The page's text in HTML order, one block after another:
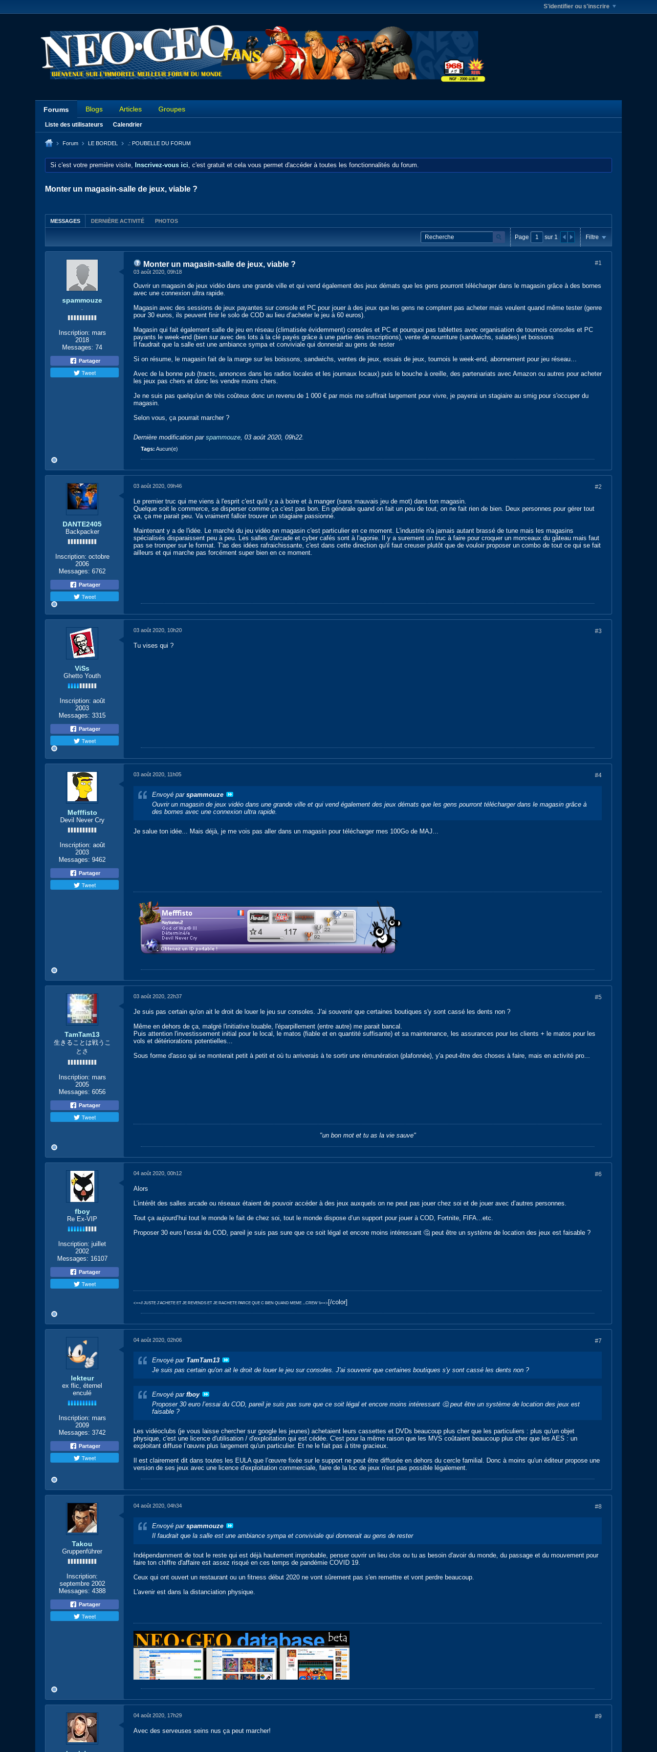
S'identifier ou s'inscrire
Forums Blogs Articles Groupes
Liste des utilisateurs Calendrier
Forum LE BORDEL .: POUBELLE DU FORUM
Si c'est votre première visite, Inscrivez-vous ici, c'est gratuit et cela vous permet d'accéder à toutes les fonctionnalités du forum.
Monter un magasin-salle de jeux, viable ?
MESSAGES DERNIÈRE ACTIVITÉ PHOTOS
Page sur 1 Filtre
spammouze
.
Inscription: mars
2018
Messages: 74
Partager
Tweet
#1
Monter un magasin-salle de jeux, viable ?
03 août 2020, 09h18
Ouvrir un magasin de jeux vidéo dans une grande ville et qui vend également des jeux démats que les gens pourront télécharger dans le magasin grâce à des bornes
avec une connexion ultra rapide.
Magasin avec des sessions de jeux payantes sur console et PC pour jouer à des jeux que les gens ne comptent pas acheter mais veulent quand même tester (genre
pour 30 euros, ils peuvent finir le solo de COD au lieu d’acheter le jeu à 60 euros).
Magasin qui fait également salle de jeu en réseau (climatisée évidemment) consoles et PC et pourquoi pas tablettes avec organisation de tournois consoles et PC
payants le week-end (bien sur avec des lots à la clé payés grâce à une partie des inscriptions), vente de nourriture (sandwichs, salades) et boissons
Il faudrait que la salle est une ambiance sympa et conviviale qui donnerait au gens de rester
Si on résume, le magasin fait de la marge sur les boissons, sandwichs, ventes de jeux, essais de jeux, tournois le week-end, abonnement pour jeu réseau…
Avec de la bonne pub (tracts, annonces dans les radios locales et les journaux locaux) puis le bouche à oreille, des partenariats avec Amazon ou autres pour acheter
les jeux pas chers et donc les vendre moins chers.
Je ne suis pas quelqu'un de très coûteux donc un revenu de 1 000 € par mois me suffirait largement pour vivre, je payerai un stagiaire au smig pour s'occuper du
magasin.
Selon vous, ça pourrait marcher ?
Dernière modification par spammouze, 03 août 2020, 09h22.
Tags: Aucun(e)
DANTE2405
Backpacker
Inscription: octobre
2006
Messages: 6762
Partager
Tweet
#2
03 août 2020, 09h46
Le premier truc qui me viens à l'esprit c'est qu'il y a à boire et à manger (sans mauvais jeu de mot) dans ton magasin.
Quelque soit le commerce, se disperser comme ça c'est pas bon. En générale quand on fait un peu de tout, on ne fait rien de bien. Deux personnes pour gérer tout
ça, ça me parait peu. Va vraiment falloir trouver un stagiaire passionné.
Maintenant y a de l'idée. Le marché du jeu vidéo en magasin c'est particulier en ce moment. L'industrie n'a jamais autant brassé de tune mais les magasins
spécialisés disparaissent peu à peu. Les salles d'arcade et cyber cafés sont à l'agonie. Il y a surement un truc à faire pour croquer un morceaux du gâteau mais faut
pas se tromper sur le format. T'as des idées rafraichissante, c'est dans cette direction qu'il faut creuser plutôt que de vouloir proposer un combo de tout ce qui se fait
ailleurs et qui marche pas forcément super bien en ce moment.
ViSs
Ghetto Youth
Inscription: août
2003
Messages: 3315
Partager
Tweet
#3
03 août 2020, 10h20
Tu vises qui ?
Mefffisto
Devil Never Cry
Inscription: août
2003
Messages: 9462
Partager
Tweet
#4
03 août 2020, 11h05
Envoyé par spammouze
Ouvrir un magasin de jeux vidéo dans une grande ville et qui vend également des jeux démats que les gens pourront télécharger dans le magasin grâce à
des bornes avec une connexion ultra rapide.
Je salue ton idée... Mais déjà, je me vois pas aller dans un magasin pour télécharger mes 100Go de MAJ...
TamTam13
生きることは戦うこ
とさ
Inscription: mars
2005
Messages: 6056
Partager
Tweet
#5
03 août 2020, 22h37
Je suis pas certain qu'on ait le droit de louer le jeu sur consoles. J'ai souvenir que certaines boutiques s'y sont cassé les dents non ?
Même en dehors de ça, malgré l'initiative louable, l'éparpillement (entre autre) me parait bancal.
Puis attention l'investissement initial pour le local, le matos (fiable et en quantité suffisante) et sa maintenance, les assurances pour les clients + le matos pour les
vols et détériorations potentielles...
Sous forme d'asso qui se monterait petit à petit et où tu arriverais à te sortir une rémunération (plafonnée), y'a peut-être des choses à faire, mais en activité pro...
"un bon mot et tu as la vie sauve"
fboy
Re Ex-VIP
Inscription: juillet
2002
Messages: 16107
Partager
Tweet
#6
04 août 2020, 00h12
Alors
L’intérêt des salles arcade ou réseaux étaient de pouvoir accéder à des jeux auxquels on ne peut pas jouer chez soi et de jouer avec d’autres personnes.
Tout ça aujourd’hui tout le monde le fait de chez soi, tout le monde dispose d’un support pour jouer à COD, Fortnite, FIFA...etc.
Proposer 30 euro l’essai du COD, pareil je suis pas sure que ce soit légal et encore moins intéressant 🤔 peut être un système de location des jeux est faisable ?
<==// JUSTE J'ACHETE ET JE REVENDS ET JE RACHETE PARCE QUE C BIEN QUAND MEME ...CREW \\==> [/color]
lekteur
ex flic, éternel
enculé
Inscription: mars
2009
Messages: 3742
Partager
Tweet
#7
04 août 2020, 02h06
Envoyé par TamTam13
Je suis pas certain qu'on ait le droit de louer le jeu sur consoles. J'ai souvenir que certaines boutiques s'y sont cassé les dents non ?
Envoyé par fboy
Proposer 30 euro l’essai du COD, pareil je suis pas sure que ce soit légal et encore moins intéressant 🤔 peut être un système de location des jeux est
faisable ?
Les vidéoclubs (je vous laisse chercher sur google les jeunes) achetaient leurs cassettes et DVDs beaucoup plus cher que les particuliers : plus qu'un objet
physique, c'est une licence d'utilisation / d'exploitation qui est cédée. C'est pour la même raison que les MVS coûtaient beaucoup plus cher que les AES : un
exploitant diffuse l’œuvre plus largement qu'un particulier. Et ne le fait pas à titre gracieux.
Il est clairement dit dans toutes les EULA que l’œuvre fixée sur le support ne peut être diffusée en dehors du cercle familial. Donc à moins qu'un éditeur propose une
version de ses jeux avec une licence d'exploitation commerciale, faire de la loc de jeux n'est pas possible légalement.
Takou
Gruppenführer
Inscription:
septembre 2002
Messages: 4388
Partager
Tweet
#8
04 août 2020, 04h34
Envoyé par spammouze
Il faudrait que la salle est une ambiance sympa et conviviale qui donnerait au gens de rester
Indépendamment de tout le reste qui est déjà hautement improbable, penser ouvrir un lieu clos ou tu as besoin d'avoir du monde, du passage et du mouvement pour
faire ton chiffre d'affaire est assez risqué en ces temps de pandémie COVID 19.
Ceux qui ont ouvert un restaurant ou un fitness début 2020 ne vont sûrement pas s'en remettre et vont perdre beaucoup.
L'avenir est dans la distanciation physique.
#9
04 août 2020, 17h29
Avec des serveuses seins nus ça peut marcher!